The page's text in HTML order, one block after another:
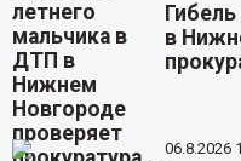
в
06.8.2026